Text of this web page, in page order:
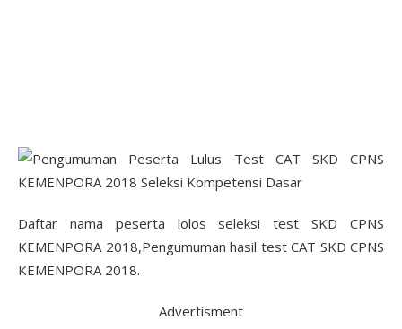
Daftar nama peserta lolos seleksi test SKD CPNS
KEMENPORA 2018,Pengumuman hasil test CAT SKD CPNS
KEMENPORA 2018.
Advertisment